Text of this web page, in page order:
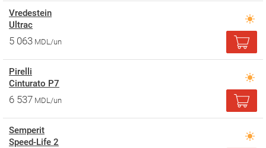
Vredestein
Ultrac
5 063 MDL/un
Pirelli
Cinturato P7
6 537 MDL/un
Semperit
Speed-Life 2